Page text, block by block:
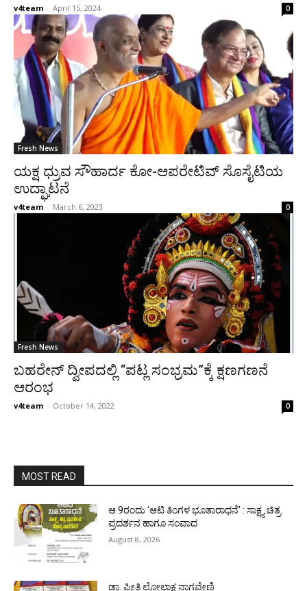
v4team - April 15, 2024 0
Fresh News
ಯಕ್ಷ ಧ್ರುವ ಸೌಹಾರ್ದ ಕೋ-ಆಪರೇಟಿವ್ ಸೊಸೈಟಿಯ
ಉದ್ಘಾಟನೆ
v4team - March 6, 2023 0
Fresh News
ಬಹರೇನ್ ದ್ವೀಪದಲ್ಲಿ “ಪಟ್ಲ ಸಂಭ್ರಮ”ಕ್ಕೆ ಕ್ಷಣಗಣನೆ
ಆರಂಭ
v4team - October 14, 2022 0
MOST READ
ಆ.9ರಂದು ‘ಆಟಿ ತಿಂಗಳ ಭೂತಾರಾಧನೆ’ : ಸಾಕ್ಷ್ಯ ಚಿತ್ರ
ಪ್ರದರ್ಶನ ಹಾಗೂ ಸಂವಾದ
August 8, 2026
ಡಾ. ಪ್ರೀತಿ ಲೋಲಾಕ್ಷ ನಾಗವೇಣಿ